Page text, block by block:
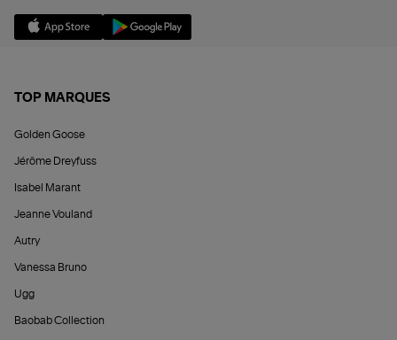
TOP MARQUES
Golden Goose
Jérôme Dreyfuss
Isabel Marant
Jeanne Vouland
Autry
Vanessa Bruno
Ugg
Baobab Collection